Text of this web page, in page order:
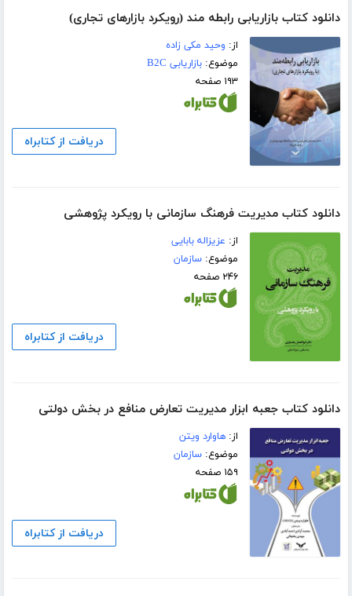
دانلود کتاب بازاریابی رابطه مند (رویکرد بازارهای تجاری)
از: وحید مکی زاده
موضوع:بازاریابی B2C
۱۹۳ صفحه
دریافت از کتابراه
دانلود کتاب مدیریت فرهنگ سازمانی با رویکرد پژوهشی
از: عزیزاله بابایی
موضوع:سازمان
۲۴۶ صفحه
دریافت از کتابراه
دانلود کتاب جعبه‌ ابزار مدیریت تعارض منافع در بخش دولتی
از:هاوارد ویتن
موضوع:سازمان
۱۵۹ صفحه
دریافت از کتابراه